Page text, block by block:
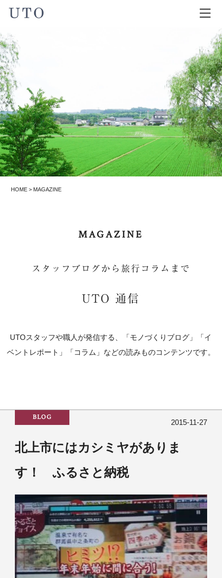
HOME > MAGAZINE
MAGAZINE
スタッフブログから旅行コラムまで
UTO 通信
UTOスタッフや職人が発信する、「モノづくりブログ」「イ
ベントレポート」「コラム」などの読みものコンテンツです。
BLOG
2015-11-27
北上市にはカシミヤがありま
す！ ふるさと納税